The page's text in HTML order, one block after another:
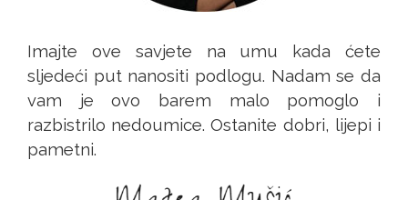
Imajte ove savjete na umu kada ćete
sljedeći put nanositi podlogu. Nadam se da
vam je ovo barem malo pomoglo i
razbistrilo nedoumice. Ostanite dobri, lijepi i
pametni.